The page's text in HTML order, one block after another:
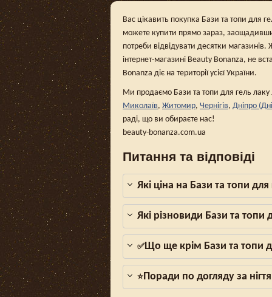
Вас цікавить покупка Бази та топи для
можете купити прямо зараз,
потреби відвідувати десятки
інтернет-магазині Beauty Bonanza, не
Bonanza діє на території усієї України.
Ми продаємо Бази та топи для гель лаку
Миколаїв, Житомир, Чернігів, Дніпро
раді, що ви обираєте нас!
beauty-bonanza.com.ua
Питання та відповіді
Які ціна на Бази та топи
Які різновиди Бази та топи
✅Що ще крім Бази та топи
⭐Поради по догляду за